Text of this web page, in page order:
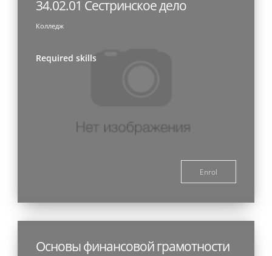
34.02.01 Сестринское дело
Колледж
Required skills
Enrol
Основы финансовой грамотности